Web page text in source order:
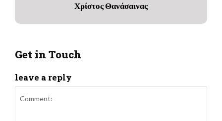
Χρίστος Θανάσαινας
Get in Touch
leave a reply